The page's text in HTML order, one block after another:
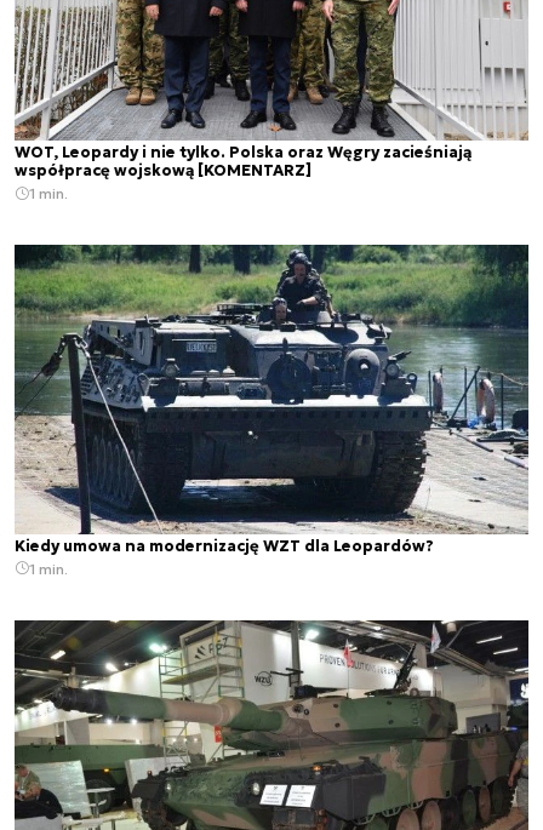
WOT, Leopardy i nie tylko. Polska oraz Węgry zacieśniają
współpracę wojskową [KOMENTARZ]
1 min.
Kiedy umowa na modernizację WZT dla Leopardów?
1 min.